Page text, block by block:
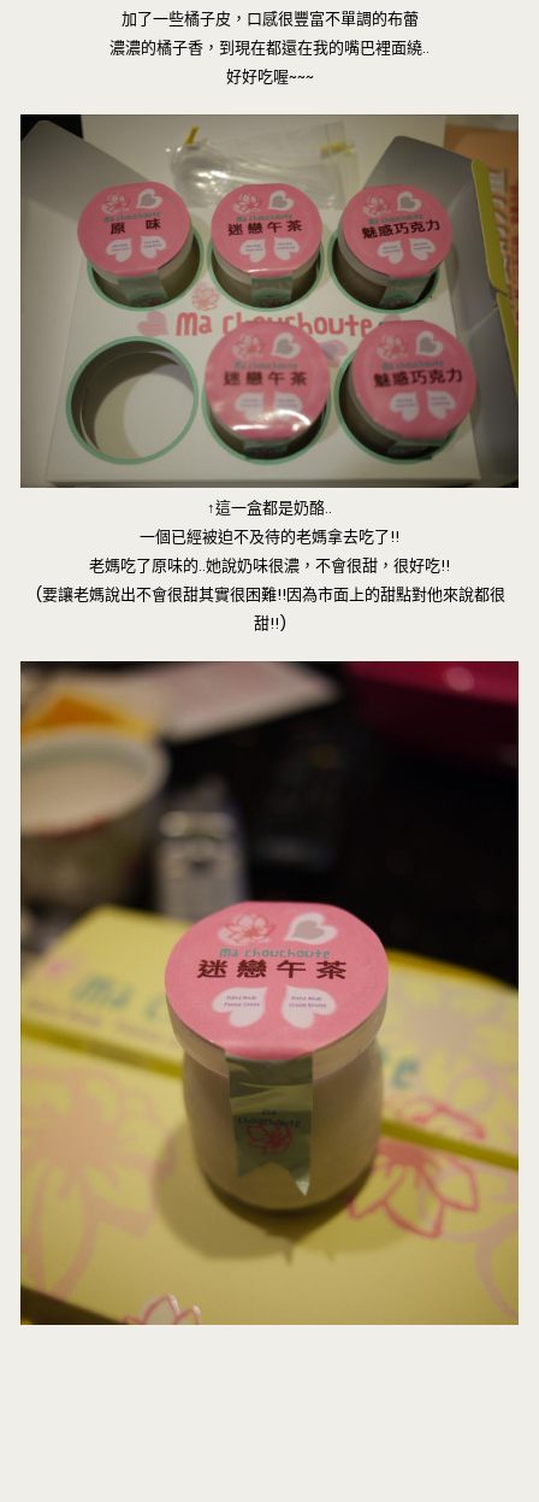
加了一些橘子皮，口感很豐富不單調的布蕾
濃濃的橘子香，到現在都還在我的嘴巴裡面繞..
好好吃喔~~~
↑這一盒都是奶酪..
一個已經被迫不及待的老媽拿去吃了!!
老媽吃了原味的..她說奶味很濃，不會很甜，很好吃!!
(要讓老媽說出不會很甜其實很困難!!因為市面上的甜點對他來說都很
甜!!)